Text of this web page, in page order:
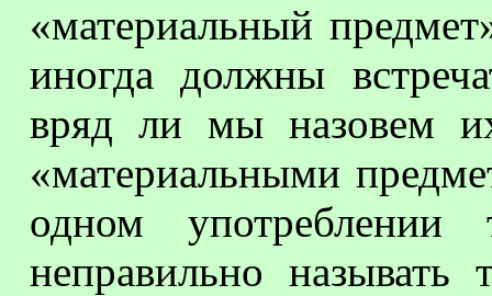
«материальный
иногда должны
вряд ли мы назовем
«материальными
одном
неправильно